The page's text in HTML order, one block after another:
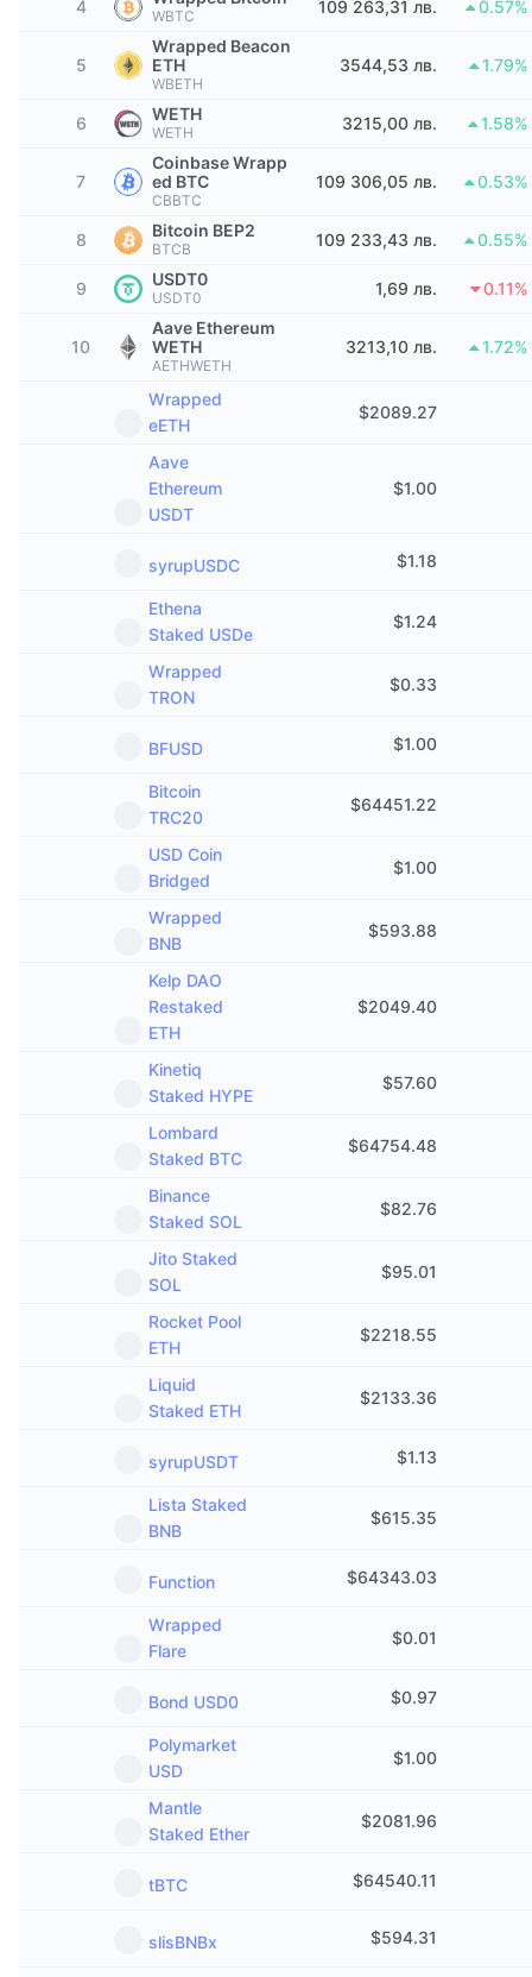
Политика
Финанси
Технологии
Обща NFT статистика
Предстоящи продажби
Технически анализ
RSI
MACD
Деривати
Преглед
Ликвидации
Проценти на финансиране
Изследвания
Видеоклипове
Терминологичен речник
Кампании
Airdrop събития
Диамантени награди
Научете и спечелете
Календар на събитията
4 WBTC 109 263,31 лв. 0.57%
5
Wrapped Beacon
ETH
WBETH
3544,53 лв. 1.79%
6 WETH
WETH 3215,00 лв. 1.58%
7
Coinbase Wrapp
ed BTC
CBBTC
109 306,05 лв. 0.53%
8 Bitcoin BEP2
BTCB 109 233,43 лв. 0.55%
9 USDT0
USDT0 1,69 лв. 0.11%
10
Aave Ethereum
WETH
AETHWETH
3213,10 лв. 1.72%
Wrapped
eETH
$2089.27
Aave
Ethereum
USDT
$1.00
syrupUSDC $1.18
Ethena
Staked USDe
$1.24
Wrapped
TRON
$0.33
BFUSD $1.00
Bitcoin
TRC20
$64451.22
USD Coin
Bridged
$1.00
Wrapped
BNB
$593.88
Kelp DAO
Restaked
ETH
$2049.40
Kinetiq
Staked HYPE
$57.60
Lombard
Staked BTC
$64754.48
Binance
Staked SOL
$82.76
Jito Staked
SOL
$95.01
Rocket Pool
ETH
$2218.55
Liquid
Staked ETH
$2133.36
syrupUSDT $1.13
Lista Staked
BNB
$615.35
Function $64343.03
Wrapped
Flare
$0.01
Bond USD0 $0.97
Polymarket
USD
$1.00
Mantle
Staked Ether
$2081.96
tBTC $64540.11
slisBNBx $594.31